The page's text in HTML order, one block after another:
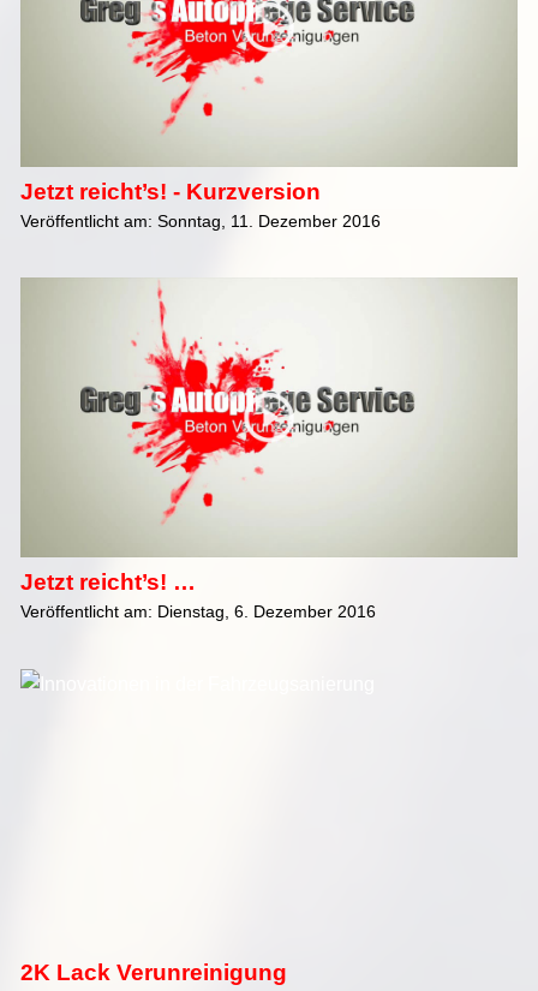
Jetzt reicht’s! - Kurzversion
Veröffentlicht am: Sonntag, 11. Dezember 2016
Jetzt reicht’s! …
Veröffentlicht am: Dienstag, 6. Dezember 2016
2K Lack Verunreinigung